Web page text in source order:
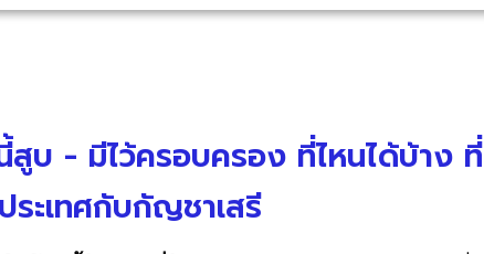
สูบ - มีไว้ครอบครอง ที่ไหนได้บ้าง ที่
ะเทศกับกัญชาเสรี